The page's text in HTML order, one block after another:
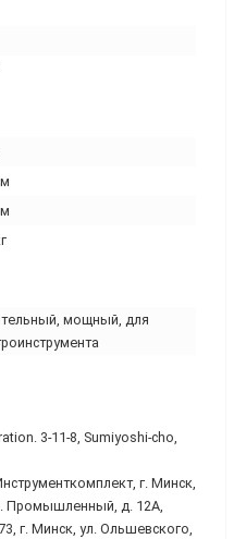
мощный, для
3-11-8, Sumiyoshi-cho,
г. Минск,
Промышленный, д. 12А,
г. Минск, ул. Ольшевского,